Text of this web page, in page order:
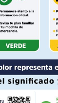
y
porque
del